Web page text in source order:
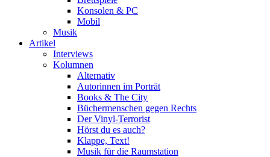
Konsolen & PC
Mobil
Musik
Artikel
Interviews
Kolumnen
Alternativ
Autorinnen im Porträt
Books & The City
Büchermenschen gegen Rechts
Der Vinyl-Terrorist
Hörst du es auch?
Klappe, Text!
Musik für die Raumstation